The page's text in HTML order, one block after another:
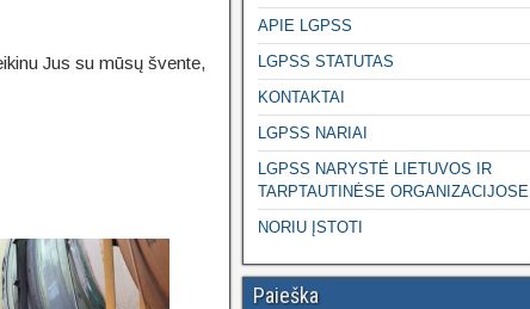
Jus su mūsų švente,
APIE LGPSS
LGPSS STATUTAS
KONTAKTAI
LGPSS NARIAI
LGPSS NARYSTĖ LIETUVOS IR
TARPTAUTINĖSE ORGANIZACIJOSE
NORIU ĮSTOTI
Paieška